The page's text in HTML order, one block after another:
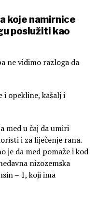
koje namirnice
poslužiti kao
ne vidimo razloga da
i opekline, kašalj i
med u čaj da umiri
i za liječenje rana.
je da med pomaže i kod
nizozemska
– 1, koji ima